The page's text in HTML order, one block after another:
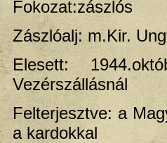
Fokozat:zászlós
Zászlóalj: m.Kir.
Elesett:
Vezérszállásnál
Felterjesztve: a
a kardokkal